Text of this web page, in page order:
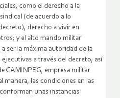
como el derecho a la
(de acuerdo a lo
derecho a vivir en
y el alto mando militar
ser la máxima autoridad de la
a través del decreto, así
CAMINPEG, empresa militar
manera, las condiciones en las
unas instancias